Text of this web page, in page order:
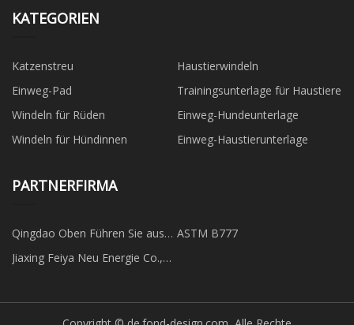
KATEGORIEN
Katzenstreu
Haustierwindeln
Einweg-Pad
Trainingsunterlage für Haustiere
Windeln für Rüden
Einweg-Hundeunterlage
Windeln für Hündinnen
Einweg-Haustierunterlage
PARTNERFIRMA
Qingdao Oben Führen Sie aus
International Handel Co., Ltd.
ASTM B777
Jiaxing Feiya Neu Energie Co.,